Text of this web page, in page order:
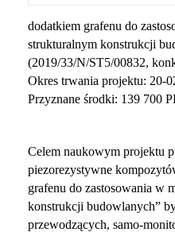
dodatkiem grafenu do
strukturalnym konstrukcji
(2019/33/N/ST5/00832,
Okres trwania projektu: 20-
Przyznane środki: 139 700
Celem naukowym projektu
piezorezystywne
grafenu do zastosowania w
konstrukcji budowlanych”
przewodzących, samo-